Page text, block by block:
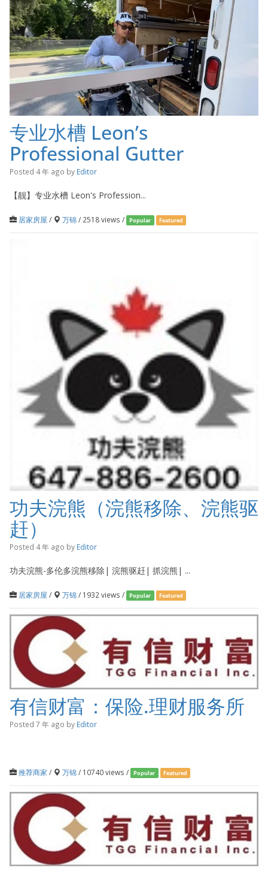
专业水槽 Leon’s
Professional Gutter
Posted 4 年 ago by Editor
【靓】专业水槽 Leon's Profession...
居家房屋 / 万锦/ 2518 views / Popular Featured
功夫浣熊（浣熊移除、浣熊驱
赶）
Posted 4 年 ago by Editor
功夫浣熊-多伦多浣熊移除| 浣熊驱赶| 抓浣熊| ...
居家房屋 / 万锦/ 1932 views / Popular Featured
有信财富：保险.理财服务所
Posted 7 年 ago by Editor
推荐商家 / 万锦/ 10740 views / Popular Featured